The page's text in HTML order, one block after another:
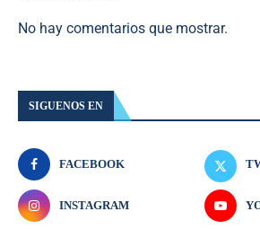
No hay comentarios que mostrar.
SIGUENOS EN
FACEBOOK
INSTAGRAM